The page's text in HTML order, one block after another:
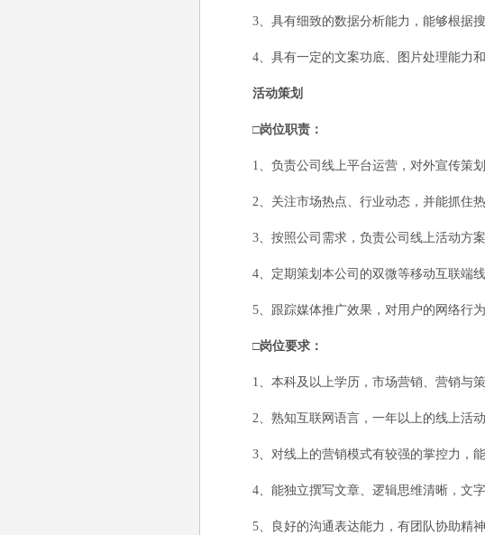
3、具有细致的数据分析能力，能够根据搜
4、具有一定的文案功底、图片处理能力和
活动策划
□岗位职责：
1、负责公司线上平台运营，对外宣传策划
2、关注市场热点、行业动态，并能抓住热
3、按照公司需求，负责公司线上活动方案
4、定期策划本公司的双微等移动互联端线
5、跟踪媒体推广效果，对用户的网络行为
□岗位要求：
1、本科及以上学历，市场营销、营销与策
2、熟知互联网语言，一年以上的线上活动
3、对线上的营销模式有较强的掌控力，能
4、能独立撰写文章、逻辑思维清晰，文字
5、良好的沟通表达能力，有团队协助精神